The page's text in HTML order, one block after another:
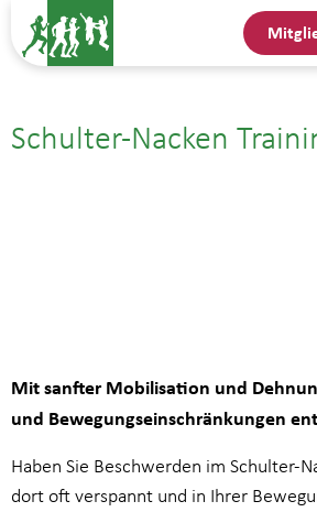
Schulter-Nacken
Mit sanfter Mobilisation und
und Bewegungseinschränkungen
Haben Sie Beschwerden im Schulter-
dort oft verspannt und in Ihrer